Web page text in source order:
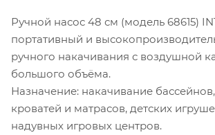
Ручной насос 48 см (модель 68615)
портативный и
ручного накачивания с воздушной
большого объёма.
Назначение: накачивание
кроватей и матрасов, детских
надувных игровых центров.